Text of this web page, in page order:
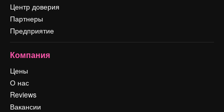
Центр доверия
Партнеры
Предприятие
Компания
Цены
О нас
Reviews
Вакансии